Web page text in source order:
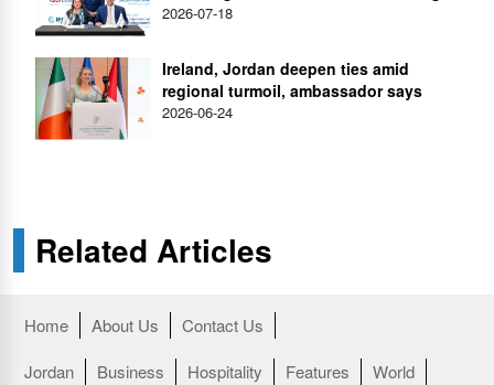
2026-07-18
Ireland, Jordan deepen ties amid
regional turmoil, ambassador says
2026-06-24
Related Articles
Home About Us
Contact Us
Jordan
Business Hospitality Features
World